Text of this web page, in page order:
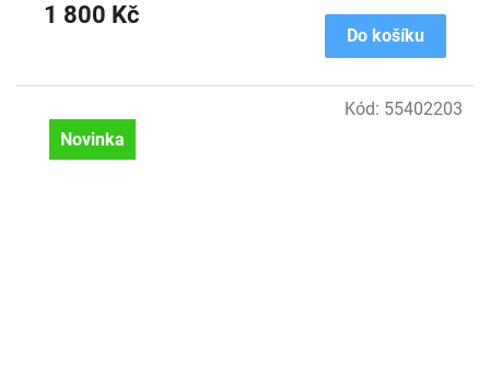
1 800 Kč
Do košíku
Novinka
Kód: 55402203